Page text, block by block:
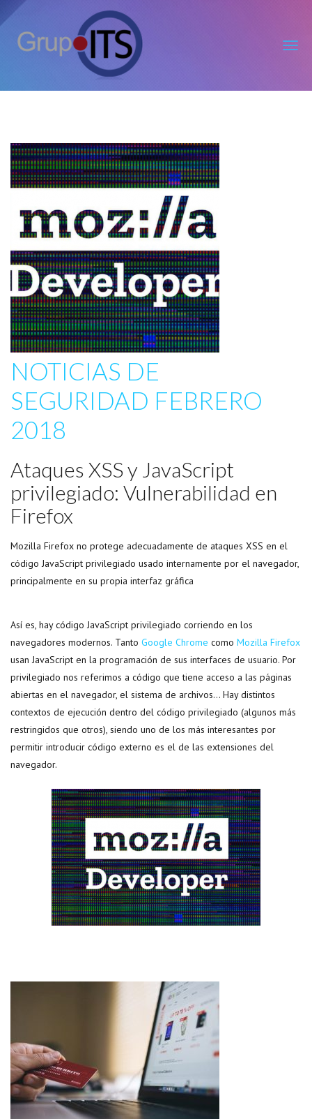
NOTICIAS DE
SEGURIDAD FEBRERO
2018
Ataques XSS y JavaScript
privilegiado: Vulnerabilidad en
Firefox
Mozilla Firefox no protege adecuadamente de ataques XSS en el
código JavaScript privilegiado usado internamente por el navegador,
principalmente en su propia interfaz gráfica
Así es, hay código JavaScript privilegiado corriendo en los
navegadores modernos. Tanto Google Chrome como Mozilla Firefox
usan JavaScript en la programación de sus interfaces de usuario. Por
privilegiado nos referimos a código que tiene acceso a las páginas
abiertas en el navegador, el sistema de archivos… Hay distintos
contextos de ejecución dentro del código privilegiado (algunos más
restringidos que otros), siendo uno de los más interesantes por
permitir introducir código externo es el de las extensiones del
navegador.